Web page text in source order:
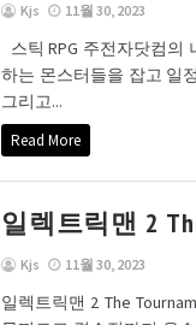
Kjs 11월 30, 2023
스틱 RPG 주전자닷컴의
하는 몬스터들을 잡고 일
그리고...
Read More
일렉트릭맨 2
Kjs 11월 30, 2023
일렉트릭맨 2 The